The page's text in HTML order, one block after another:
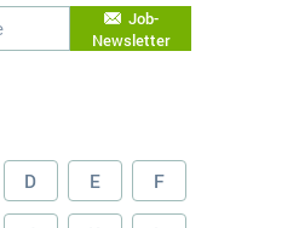
Job-
Newsletter
D E F